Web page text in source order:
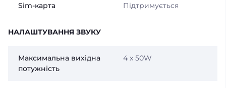
Sim-карта Підтримується
НАЛАШТУВАННЯ ЗВУКУ
Максимальна вихідна
потужність
4 x 50W